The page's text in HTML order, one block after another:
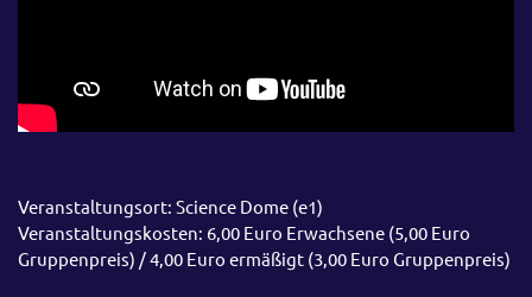
Veranstaltungsort: Science Dome (e1)
Veranstaltungskosten: 6,00 Euro Erwachsene (5,00 Euro
Gruppenpreis) / 4,00 Euro ermäßigt (3,00 Euro Gruppenpreis)